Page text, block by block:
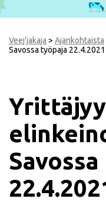
Veej'jakaja > Ajankohtaista
Savossa työpaja 22.4.2021